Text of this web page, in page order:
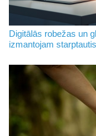
Digitālās robežas un
izmantojam